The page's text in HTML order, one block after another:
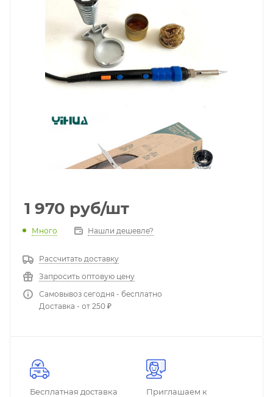
1 970 руб/шт
Много Нашли дешевле?
Рассчитать доставку
Запросить оптовую цену
Самовывоз сегодня - бесплатно
Доставка - от 250 ₽
Бесплатная доставка
Приглашаем к